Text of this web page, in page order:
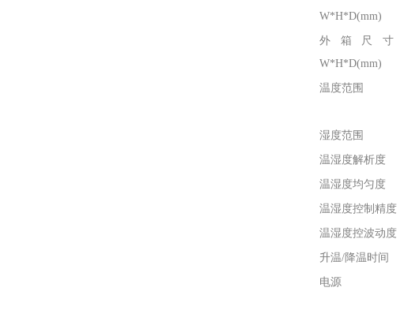
W*H*D(mm)
外箱尺寸
W*H*D(mm)
温度范围
湿度范围
温湿度解析度
温湿度均匀度
温湿度控制精度
温湿度控波动度
升温/降温时间
电源